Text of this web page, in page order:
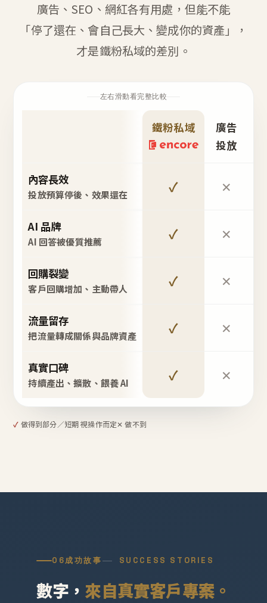
廣告、SEO、網紅各有用處，但能不能
「停了還在、會自己長大、變成你的資產」，
才是鐵粉私域的差別。
左右滑動看完整比較
鐵粉私域
廣告
投放
內容長效
投放預算停後、效果還在 ✓ ✕
AI 品牌
AI 回答被優質推薦 ✓ ✕
回購裂變
客戶回購增加、主動帶人 ✓ ✕
流量留存
把流量轉成關係與品牌資產 ✓ ✕
真實口碑
持續產出、擴散、餵養 AI ✓ ✕
✓ 做得到部分／短期 視操作而定✕ 做不到
06成功故事 SUCCESS STORIES
數字， 來自真實客戶專案。